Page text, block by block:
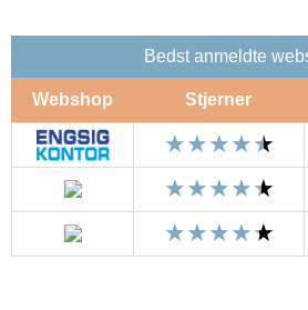
Bedst anmeldte
Webshop Stjerner